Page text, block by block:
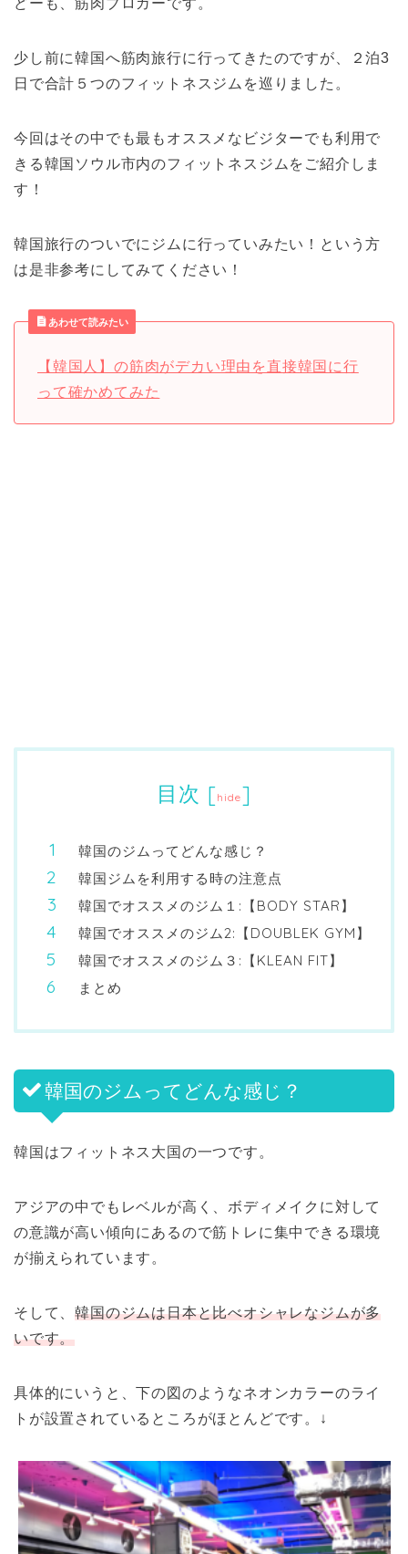
どーも、筋肉ブロガーです。
少し前に韓国へ筋肉旅行に行ってきたのですが、２泊3
日で合計５つのフィットネスジムを巡りました。
今回はその中でも最もオススメなビジターでも利用で
きる韓国ソウル市内のフィットネスジムをご紹介しま
す！
韓国旅行のついでにジムに行っていみたい！という方
は是非参考にしてみてください！
あわせて読みたい
【韓国人】の筋肉がデカい理由を直接韓国に行
って確かめてみた
目次 [hide]
韓国のジムってどんな感じ？
韓国ジムを利用する時の注意点
韓国でオススメのジム１:【BODY STAR】
韓国でオススメのジム2:【DOUBLEK GYM】
韓国でオススメのジム３:【KLEAN FIT】
まとめ
韓国のジムってどんな感じ？
韓国はフィットネス大国の一つです。
アジアの中でもレベルが高く、ボディメイクに対して
の意識が高い傾向にあるので筋トレに集中できる環境
が揃えられています。
そして、韓国のジムは日本と比べオシャレなジムが多
いです。
具体的にいうと、下の図のようなネオンカラーのライ
トが設置されているところがほとんどです。↓